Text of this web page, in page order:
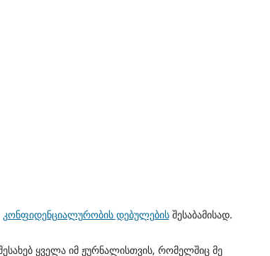
კონფიდენციალურობის დებულებისშესაბამისად.